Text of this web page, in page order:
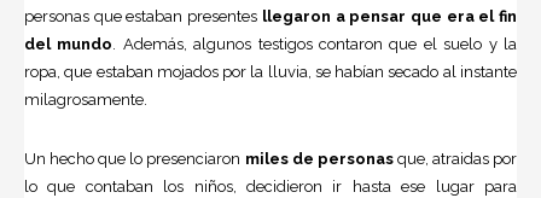
personas que estaban presentes llegaron a pensar que era el fin
del mundo. Además, algunos testigos contaron que el suelo y la
ropa, que estaban mojados por la lluvia, se habían secado al instante
milagrosamente.
Un hecho que lo presenciaron miles de personasque, atraidas por
lo que contaban los niños, decidieron ir hasta ese lugar para